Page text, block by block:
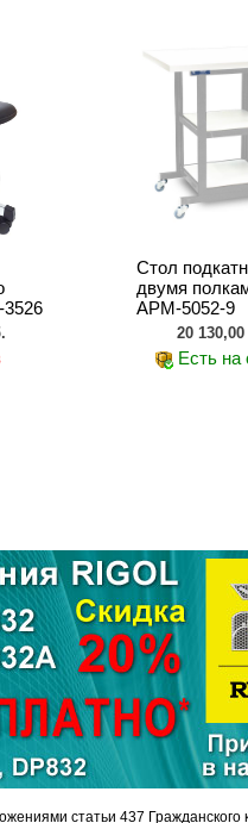
Стол
двумя
АРМ-5052-9
20
Есть на
статьи 437 Гражданского